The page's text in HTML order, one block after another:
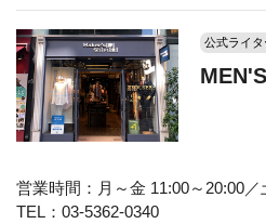
公式ライタ
営業時間：月～金 11:00～20:00
TEL：03-5362-0340